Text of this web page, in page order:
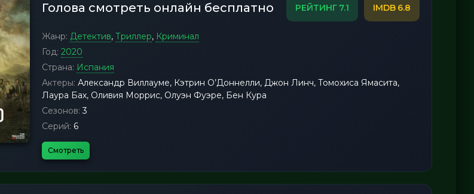
Голова смотреть онлайн бесплатно 7.1 6.8
Жанр: Детектив, Триллер, Криминал
Год: 2020
Страна: Испания
Актеры: Александр Виллауме, Кэтрин О’Доннелли, Джон Линч, Томохиса Ямасита,
Лаура Бах, Оливия Моррис, Олуэн Фуэре, Бен Кура
Сезонов: 3
Серий: 6
Смотреть